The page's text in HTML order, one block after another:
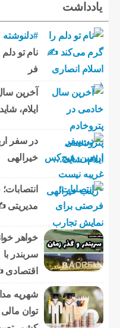
یادداشت
#دلنوشته
نام تو
فر
آخرین
ایلام،
در سفر
خیرالهی
مدیریتی
خواهر
شهریه
توان